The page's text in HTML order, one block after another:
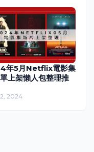
年5月Netflix電影集
上架懶人包整理推
2024